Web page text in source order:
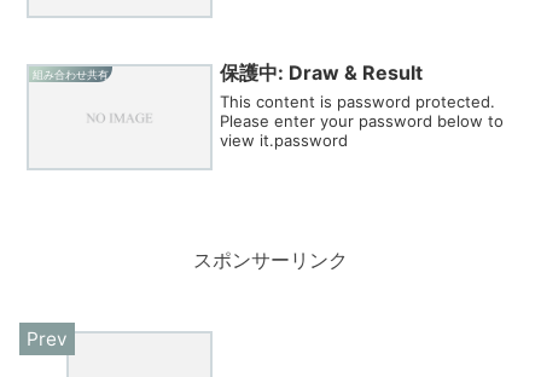
組み合わせ共有 保護中: Draw & Result
This content is password protected.
Please enter your password below to
view it.password
スポンサーリンク